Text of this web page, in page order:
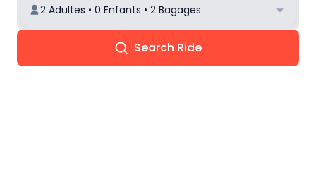
2 Adultes • 0 Enfants • 2 Bagages
Search Ride